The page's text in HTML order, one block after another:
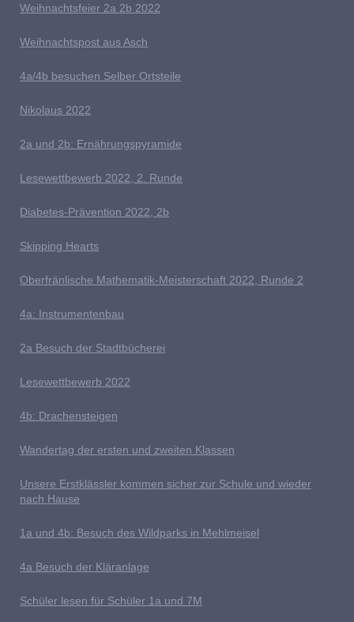
Weihnachtsfeier 2a 2b 2022
Weihnachtspost aus Asch
4a/4b besuchen Selber Ortsteile
Nikolaus 2022
2a und 2b: Ernährungspyramide
Lesewettbewerb 2022, 2. Runde
Diabetes-Prävention 2022, 2b
Skipping Hearts
Oberfränlische Mathematik-Meisterschaft 2022, Runde 2
4a: Instrumentenbau
2a Besuch der Stadtbücherei
L esewettbewerb 2022
4b: Drachensteigen
Wandertag der ersten und zweiten Klassen
Unsere Erstklässler kommen sicher zur Schule und wieder
nach Hause
1a und 4b: Besuch des Wildparks in Mehlmeisel
4a Besuch der Kläranlage
Schüler lesen für Schüler 1a und 7M